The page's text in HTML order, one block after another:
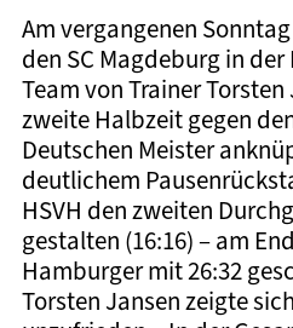
Am vergangenen
den SC Magdeburg in der
Team von Trainer
zweite Halbzeit gegen
Deutschen Meister
deutlichem
HSVH den zweiten
gestalten (16:16) – am
Hamburger mit 26:32
Torsten Jansen zeigte